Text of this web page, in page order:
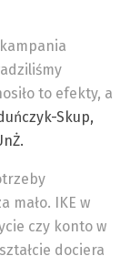
to efekty, a
Skup,
mało. IKE w
czy konto w
dociera